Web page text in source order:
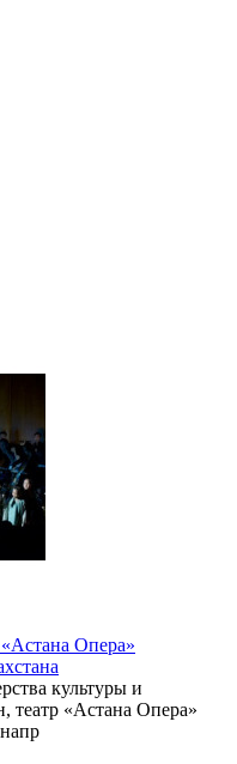
Опера»
культуры и
театр «Астана Опера»